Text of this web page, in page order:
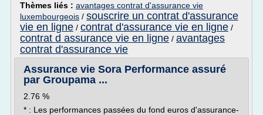
Thèmes liés : avantages contrat d'assurance vie
luxembourgeois / souscrire un contrat d'assurance
vie en ligne / contrat d'assurance vie en ligne /
contrat d assurance vie en ligne / avantages
contrat d'assurance vie
Assurance vie Sora Performance assuré
par Groupama ...
2.76 %
* : Les performances passées du fond euros d'assurance-